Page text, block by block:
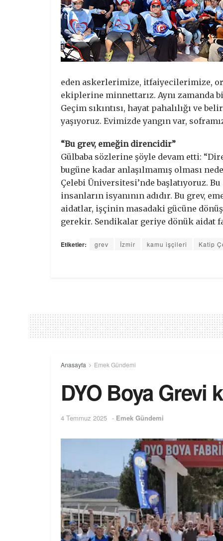
eden askerlerimize, itfaiyecilerimize,
ekiplerine minnettarız. Aynı zamanda
Geçim sıkıntısı, hayat pahalılığı ve
yaşıyoruz. Evimizde yangın var,
“Bu grev, emeğin direncidir”
Gülbaba sözlerine şöyle devam etti:
bugüne kadar anlaşılmamış olması
Çelebi Üniversitesi’nde başlatıyoruz.
insanların isyanının adıdır. Bu grev,
aidatlar, işçinin masadaki gücüne
gerekir. Sendikalar geriye dönük aidat
Etiketler: grev İzmir kamu işçileri Katip
Anasayfa Emek Gündemi
DYO Boya Grevi
4 Temmuz 2025 - Emek Gündemi